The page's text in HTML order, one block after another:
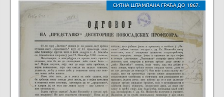
СИТНА ШТАМПАНА ГРАЂА ДО 1867.